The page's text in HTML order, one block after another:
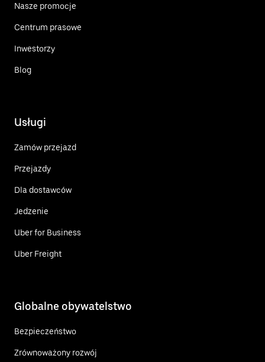
Nasze promocje
Centrum prasowe
Inwestorzy
Blog
Usługi
Zamów przejazd
Przejazdy
Dla dostawców
Jedzenie
Uber for Business
Uber Freight
Globalne obywatelstwo
Bezpieczeństwo
Zrównoważony rozwój